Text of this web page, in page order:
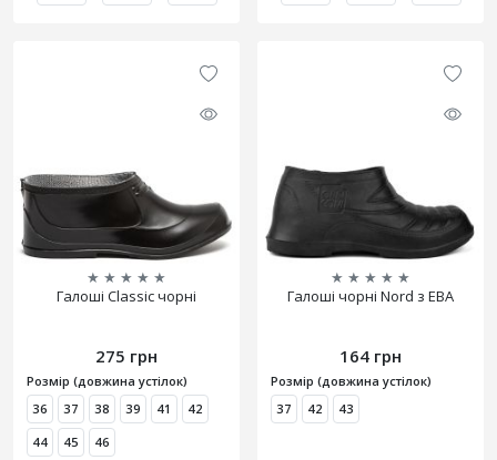
★ ★ ★ ★ ★
Галоші Classic чорні
275 грн
Розмір (довжина устілок)
36
37 38 39 41
42
44
45 46
★ ★ ★ ★ ★
Галоші чорні Nord з ЕВА
164 грн
Розмір (довжина устілок)
37
42 43